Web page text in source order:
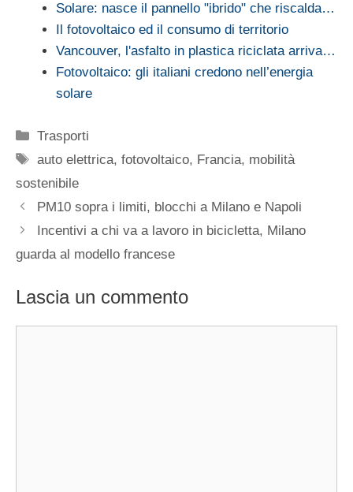
Solare: nasce il pannello "ibrido" che riscalda…
Il fotovoltaico ed il consumo di territorio
Vancouver, l'asfalto in plastica riciclata arriva…
Fotovoltaico: gli italiani credono nell’energia
solare
Categorie
Trasporti
Tag
auto elettrica,fotovoltaico, Francia, mobilità
sostenibile
PM10 sopra i limiti, blocchi a Milano e Napoli
Incentivi a chi va a lavoro in bicicletta, Milano
guarda al modello francese
Lascia un commento